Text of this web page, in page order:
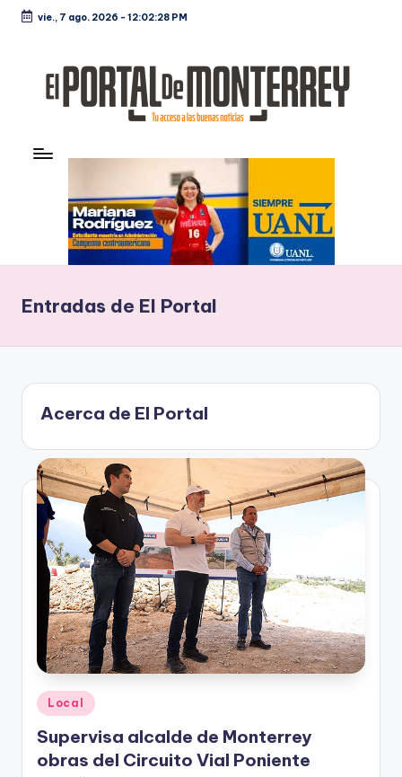
contenido
vie., 7 ago. 2026 - 12:02:29 PM
rt
d
e
M
o
t
e
rr
Entradas de El Portal
Acerca de El Portal
Publicado
en
Local
Supervisa alcalde de Monterrey
obras del Circuito Vial Poniente